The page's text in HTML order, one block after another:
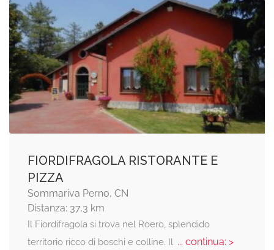
FIORDIFRAGOLA RISTORANTE E
PIZZA
Sommariva Perno, CN
Distanza: 37,3 km
Il Fiordifragola si trova nel Roero, splendido
territorio ricco di boschi e colline. Il ... continua: >